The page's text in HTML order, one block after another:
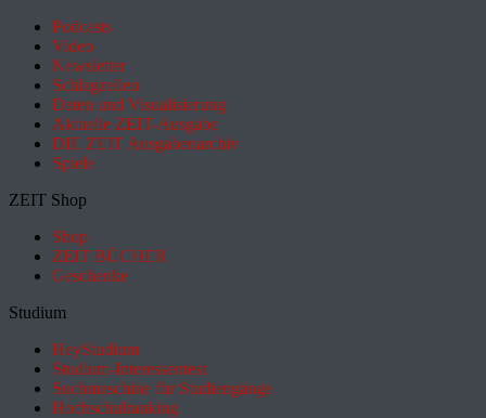
Podcasts
Video
Newsletter
Schlagzeilen
Daten und Visualisierung
Aktuelle ZEIT-Ausgabe
DIE ZEIT Ausgabenarchiv
Spiele
ZEIT Shop
Shop
ZEIT BÜCHER
Geschenke
Studium
HeyStudium
Studium-Interessentest
Suchmaschine für Studiengänge
Hochschulranking